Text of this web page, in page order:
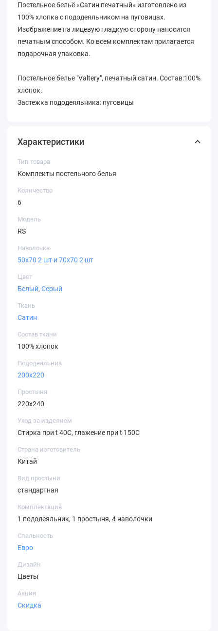
Постельное бельё «Сатин печатный» изготовлено из
100% хлопка с пододеяльником на пуговицах.
Изображение на лицевую гладкую сторону наносится
печатным способом. Ко всем комплектам прилагается
подарочная упаковка.
Постельное белье "Valtery", печатный сатин. Состав:100%
хлопок.
Застежка пододеяльника: пуговицы
Характеристики
Тип товара
Комплекты постельного белья
Количество
6
Модель
RS
Наволочка
50х70 2 шт и 70х70 2 шт
Цвет
Белый, Серый
Ткань
Сатин
Состав ткани
100% хлопок
Пододеяльник
200х220
Простыня
220х240
Уход за изделием
Стирка при t 40С, глажение при t 150С
Страна изготовитель
Китай
Вид простыни
стандартная
Комплектация
1 пододеяльник, 1 простыня, 4 наволочки
Спальность
Евро
Дизайн
Цветы
Акция
Скидка